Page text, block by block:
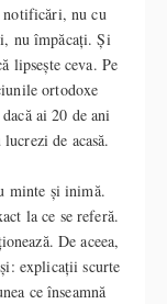
notificări, nu cu
nu împăcați. Și
lipsește ceva. Pe
ortodoxe
ai 20 de ani
de acasă.
minte și inimă.
la ce se referă.
De aceea,
explicații scurte
ce înseamnă